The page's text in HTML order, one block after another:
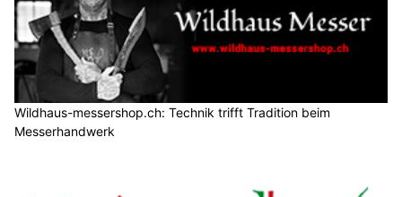
Wildhaus-messershop.ch: Technik trifft Tradition beim
Messerhandwerk